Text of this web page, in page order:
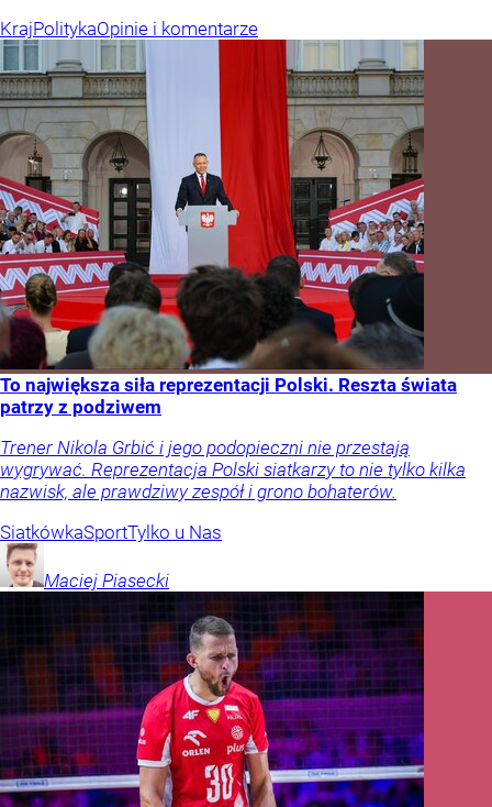
KrajPolitykaOpinie i komentarze
To największa siła reprezentacji Polski. Reszta świata
patrzy z podziwem
Trener Nikola Grbić i jego podopieczni nie przestają
wygrywać. Reprezentacja Polski siatkarzy to nie tylko kilka
nazwisk, ale prawdziwy zespół i grono bohaterów.
SiatkówkaSportTylko u Nas
Maciej Piasecki